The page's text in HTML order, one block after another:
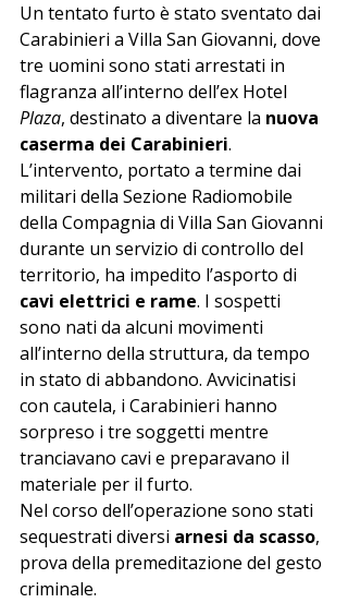
Un tentato furto è stato sventato dai
Carabinieri a Villa San Giovanni, dove
tre uomini sono stati arrestati in
flagranza all’interno dell’ex Hotel
Plaza, destinato a diventare la nuova
caserma dei Carabinieri.
L’intervento, portato a termine dai
militari della Sezione Radiomobile
della Compagnia di Villa San Giovanni
durante un servizio di controllo del
territorio, ha impedito l’asporto di
cavi elettrici e rame. I sospetti
sono nati da alcuni movimenti
all’interno della struttura, da tempo
in stato di abbandono. Avvicinatisi
con cautela, i Carabinieri hanno
sorpreso i tre soggetti mentre
tranciavano cavi e preparavano il
materiale per il furto.
Nel corso dell’operazione sono stati
sequestrati diversi arnesi da scasso,
prova della premeditazione del gesto
criminale.